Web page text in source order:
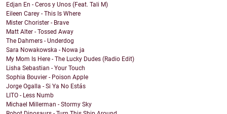
Edjan En - Ceros y Unos (Feat. Tali M)
Eileen Carey - This Is Where
Mister Chorister - Brave
Matt Alter - Tossed Away
The Dahmers - Underdog
Sara Nowakowska - Nowa ja
My Mom Is Here - The Lucky Dudes (Radio Edit)
Lisha Sebastian - Your Touch
Sophia Bouvier - Poison Apple
Jorge Ogalla - Si Ya No Estás
LITO - Less Numb
Michael Millerman - Stormy Sky